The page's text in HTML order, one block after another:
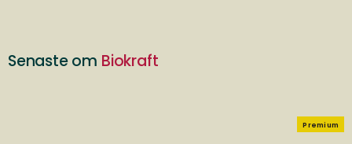
Senaste om Biokraft
Premium